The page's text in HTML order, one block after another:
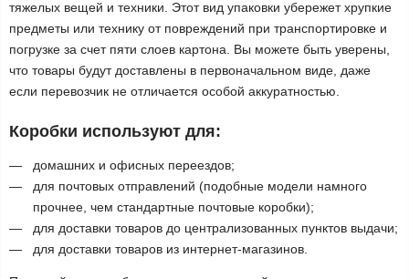
тяжелых вещей и техники. Этот вид упаковки убережет хрупкие
предметы или технику от повреждений при транспортировке и
погрузке за счет пяти слоев картона. Вы можете быть уверены,
что товары будут доставлены в первоначальном виде, даже
если перевозчик не отличается особой аккуратностью.
Коробки используют для:
домашних и офисных переездов;
для почтовых отправлений (подобные модели намного
прочнее, чем стандартные почтовые коробки);
для доставки товаров до централизованных пунктов выдачи;
для доставки товаров из интернет-магазинов.